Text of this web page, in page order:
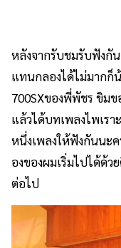
หลังจากรับชมรับฟังกั
แทนกลองได้ไม่มากก็
700SXของพี่พัชร ขิม
แล้วได้บทเพลงไพเร
หนึ่งเพลงให้ฟังกันนะ
องของผมเริ่มไปได้ด้
ต่อไป